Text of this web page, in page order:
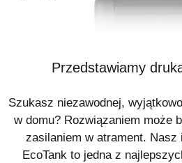
Przedstawiamy
Szukasz niezawodnej,
w domu? Rozwiązaniem może
zasilaniem w atrament. Nasz
EcoTank to jedna z